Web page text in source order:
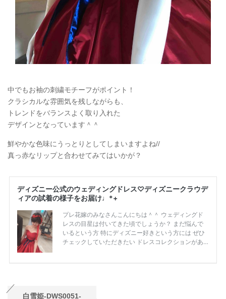
中でもお袖の刺繍モチーフがポイント！
クラシカルな雰囲気を残しながらも、
トレンドをバランスよく取り入れた
デザインとなっています＾＾
鮮やかな色味にうっとりとしてしまいますよね//
真っ赤なリップと合わせてみてはいかが？
白雪姫-DWS0051-